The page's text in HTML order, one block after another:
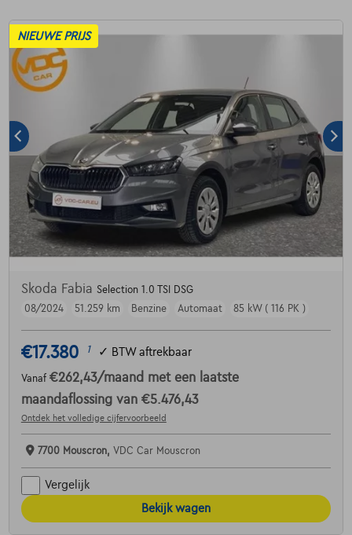
NIEUWE PRIJS
Skoda Fabia Selection 1.0 TSI DSG
08/2024
51.259 km Benzine Automaat 85 kW ( 116 PK )
€17.380 1 ✓ BTW aftrekbaar
Vanaf €262,43/maand met een laatste
maandaflossing van €5.476,43
Ontdek het volledige cijfervoorbeeld
7700 Mouscron, VDC Car Mouscron
Vergelijk
Bekijk wagen